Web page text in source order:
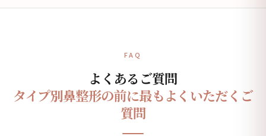
FAQ
よくあるご質問
タイプ別鼻整形の前に最もよくいただくご
質問